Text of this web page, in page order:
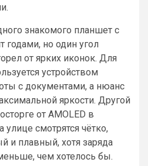
знакомого планшет с
годами, но один угол
от ярких иконок. Для
устройством
с документами, а нюанс
яркости. Другой
от AMOLED в
смотрятся чётко,
и плавный, хотя заряда
чем хотелось бы.